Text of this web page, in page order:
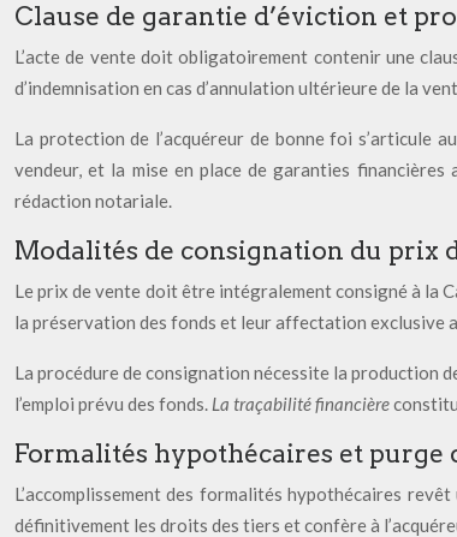
Clause de garantie d’éviction et
L’acte de vente doit obligatoirement contenir une
d’indemnisation en cas d’annulation ultérieure de la
La protection de l’acquéreur de bonne foi s’articule
vendeur, et la mise en place de garanties financières
rédaction notariale.
Modalités de consignation du prix
Le prix de vente doit être intégralement consigné à la
la préservation des fonds et leur affectation exclusive
La procédure de consignation nécessite la production
l’emploi prévu des fonds. La traçabilité financière
Formalités hypothécaires et purge
L’accomplissement des formalités hypothécaires
définitivement les droits des tiers et confère à